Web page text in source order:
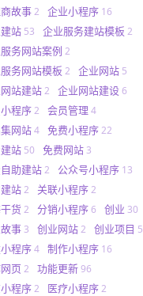
故事 2 企业小程序 16
站 53 企业服务建站模板 2
务网站案例 2
务网站模板 2 企业网站 5
站建站 2 企业网站建设 6
程序 2 会员管理 4
网站 4 免费小程序 22
站 50 免费网站 3
助建站 2 公众号小程序 13
站 2 关联小程序 2
货 2 分销小程序 6 创业 30
事 3 创业网站 2 创业项目 5
程序 4 制作小程序 16
页 2 功能更新 96
程序 2 医疗小程序 2